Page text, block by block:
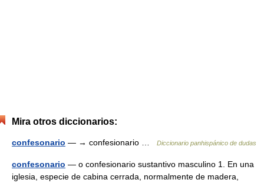
Mira otros diccionarios:
confesonario — → confesionario … Diccionario panhispánico de dudas
confesonario — o confesionario sustantivo masculino 1. En una
iglesia, especie de cabina cerrada, normalmente de madera,